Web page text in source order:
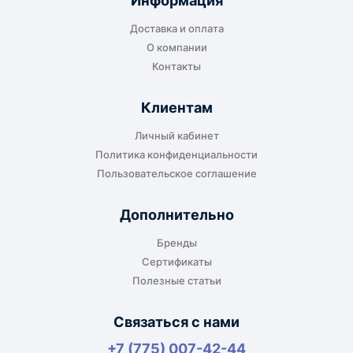
транспортной компании в городе получателя
или ближайшем доступном пункте выдачи.
До адреса клиента
Подходит, если нужно доставить
оборудование прямо на объект, склад,
габаритов груза.
Для крупногабаритных, тяжёлых или
Доставка и оплата
О компании
Контакты
Клиентам
Личный кабинет
Политика конфиденциальности
Пользовательское соглашение
Дополнительно
Бренды
Сертификаты
Полезные статьи
Связаться с нами
+7 (775) 007-42-44